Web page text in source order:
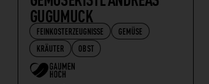
GUGUMUCK
FEINKOSTERZEUGNISSE
GEMÜSE
KRÄUTER
OBST